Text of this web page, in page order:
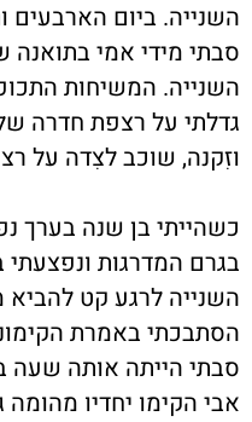
השנייה. ביום
סבתי מידי אמי בתואנה
השנייה. המשיחות
גדלתי על רצפת חדרה
וזִקנה, שוכב לצִדה על
כשהייתי בן שנה בערך
בגרם המדרגות
השנייה לרגע קט להביא
הסתבכתי באמרת
סבתי הייתה אותה שעה
אבי הקימו יחדיו